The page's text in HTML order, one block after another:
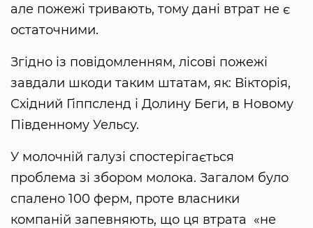
але пожежі тривають, тому дані втрат не є
остаточними.
Згідно із повідомленням, лісові пожежі
завдали шкоди таким штатам, як: Вікторія,
Східний Гіппсленд і Долину Беги, в Новому
Південному Уельсу.
У молочній галузі спостерігається
проблема зі збором молока. Загалом було
спалено 100 ферм, проте власники
компаній запевняють, що ця втрата «не